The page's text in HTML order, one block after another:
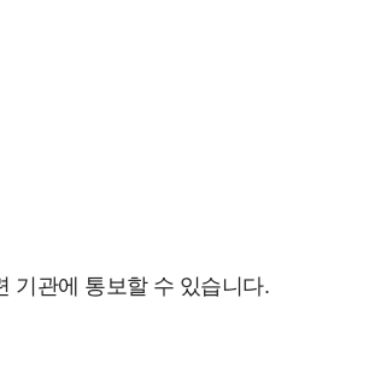
기관에 통보할 수 있습니다.